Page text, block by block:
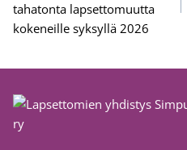
tahatonta lapsettomuutta
kokeneille syksyllä 2026